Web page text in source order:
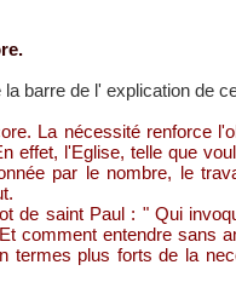
barre de l' explication de
La nécessité renforce
effet, l'Eglise, telle que
par le nombre, le
de saint Paul : " Qui
comment entendre sans
termes plus forts de la